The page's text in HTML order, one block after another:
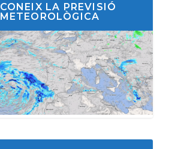
CONEIX LA PREVISIÓ
METEOROLÒGICA